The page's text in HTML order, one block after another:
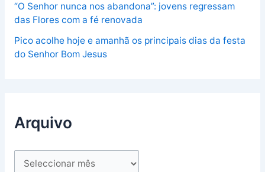
“O Senhor nunca nos abandona”: jovens regressam
das Flores com a fé renovada
Pico acolhe hoje e amanhã os principais dias da festa
do Senhor Bom Jesus
Arquivo